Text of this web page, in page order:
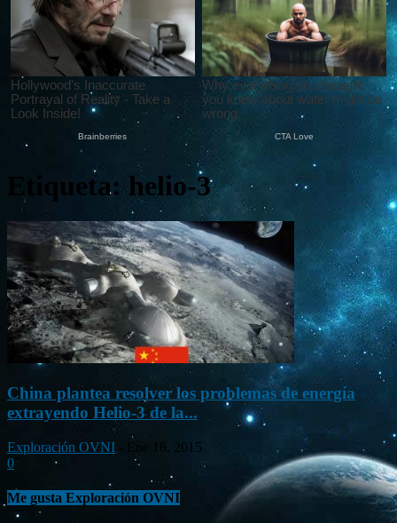
Etiqueta: helio-3
China plantea resolver los problemas de energía
extrayendo Helio-3 de la...
Exploración OVNI
Ene 16, 2015
0
Me gusta Exploración OVNI